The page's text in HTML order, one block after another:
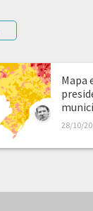
Mapa
28/10/